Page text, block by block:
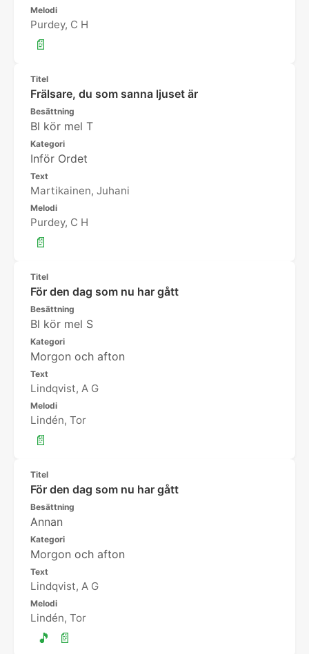
Melodi
Purdey, C H
📄
Titel
Frälsare, du som sanna ljuset är
Besättning
Bl kör mel T
Kategori
Inför Ordet
Text
Martikainen, Juhani
Melodi
Purdey, C H
📄
Titel
För den dag som nu har gått
Besättning
Bl kör mel S
Kategori
Morgon och afton
Text
Lindqvist, A G
Melodi
Lindén, Tor
📄
Titel
För den dag som nu har gått
Besättning
Annan
Kategori
Morgon och afton
Text
Lindqvist, A G
Melodi
Lindén, Tor
🎵 📄